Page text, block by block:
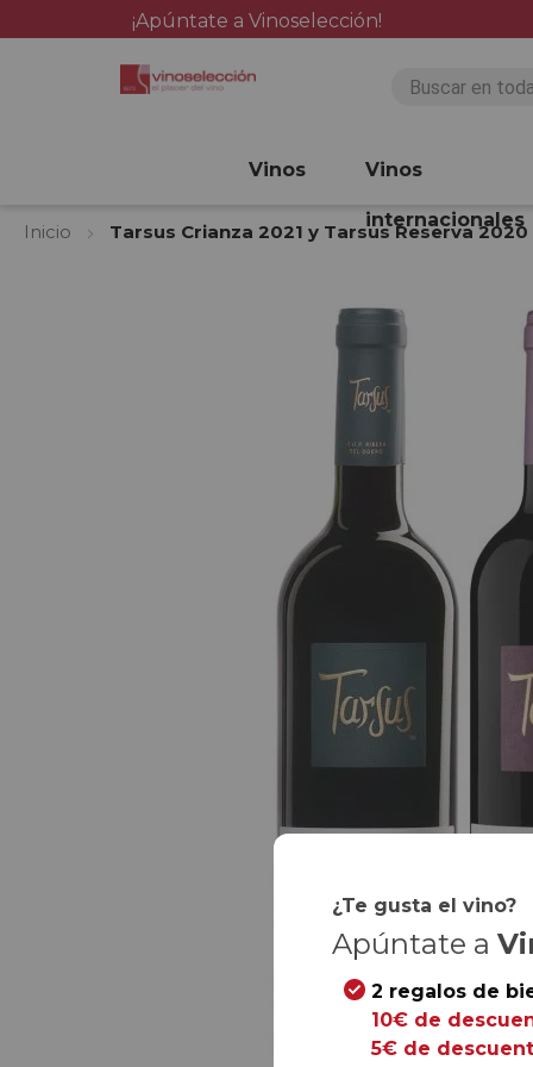
¡Apúntate a Vinoselección!
Vinos Vinos
internacionales
Inicio
Tarsus Crianza 2021 y Tarsus Reserva 2020
¿Te gusta el vino?
Apúntate a
2 regalos de
10€ de
5€ de